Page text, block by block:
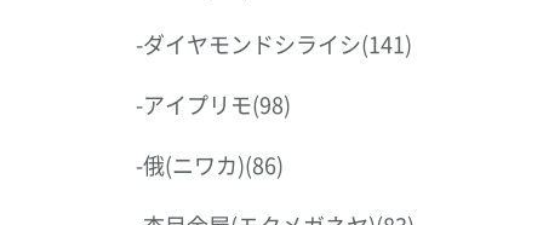
-ダイヤモンドシライシ(141)
-アイプリモ(98)
-俄(ニワカ)(86)